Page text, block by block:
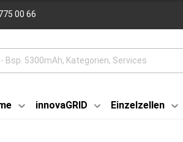
00 66
innovaGRID Einzelzellen